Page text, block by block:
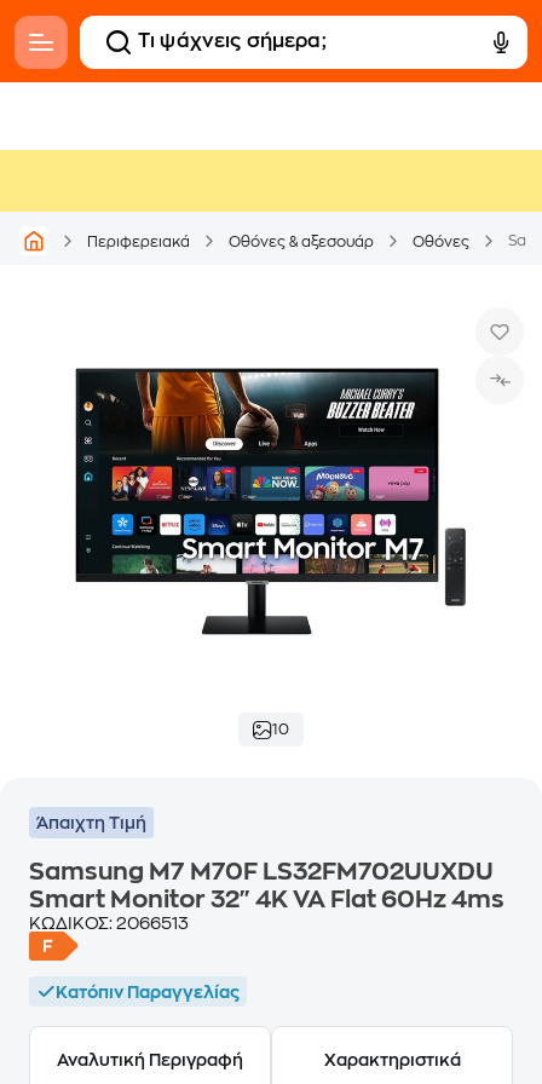
Περιφερειακά Οθόνες & αξεσουάρ Οθόνες
10
Άπαιχτη Τιμή
Samsung M7 M70F LS32FM702UUXDU
Smart Monitor 32" 4K VA Flat 60Hz 4ms
ΚΩΔΙΚΟΣ: 2066513
Κατόπιν Παραγγελίας
Αναλυτική Περιγραφή Χαρακτηριστικά